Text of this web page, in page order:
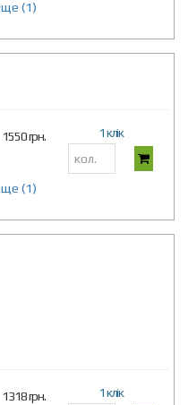
Показать еще (1)
1550 грн. 1 клік
Показать еще (1)
1318 грн. 1 клік